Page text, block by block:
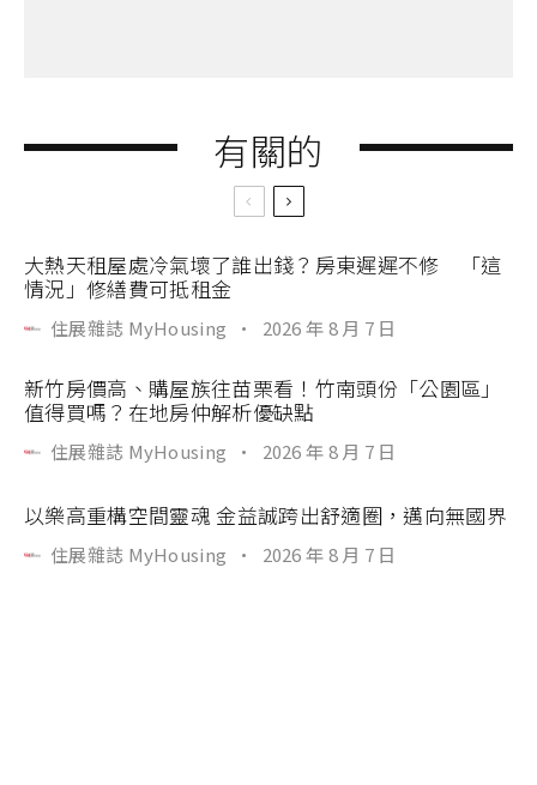
有關的
大熱天租屋處冷氣壞了誰出錢？房東遲遲不修 「這
情況」修繕費可抵租金
住展雜誌 MyHousing · 2026 年 8 月 7 日
新竹房價高、購屋族往苗栗看！竹南頭份「公園區」
值得買嗎？在地房仲解析優缺點
住展雜誌 MyHousing · 2026 年 8 月 7 日
以樂高重構空間靈魂 金益誠跨出舒適圈，邁向無國界
住展雜誌 MyHousing · 2026 年 8 月 7 日